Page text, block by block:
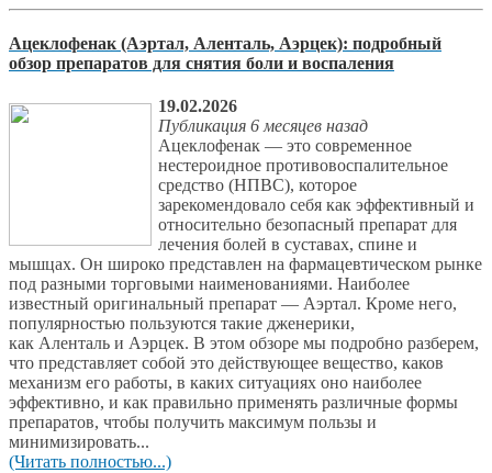
Ацеклофенак (Аэртал, Аленталь, Аэрцек): подробный
обзор препаратов для снятия боли и воспаления
19.02.2026
Публикация 6 месяцев назад
Ацеклофенак — это современное
нестероидное противовоспалительное
средство (НПВС), которое
зарекомендовало себя как эффективный и
относительно безопасный препарат для
лечения болей в суставах, спине и
мышцах. Он широко представлен на фармацевтическом рынке
под разными торговыми наименованиями. Наиболее
известный оригинальный препарат — Аэртал. Кроме него,
популярностью пользуются такие дженерики,
как Аленталь и Аэрцек. В этом обзоре мы подробно разберем,
что представляет собой это действующее вещество, каков
механизм его работы, в каких ситуациях оно наиболее
эффективно, и как правильно применять различные формы
препаратов, чтобы получить максимум пользы и
минимизировать...
(Читать полностью...)